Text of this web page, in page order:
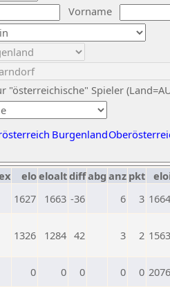
Vorname
"österreichische" Spieler
Burgenland
eloeloaltdiffabg anz pkt
1627 1663 -36 6 3 1664
1326 1284 42 3 2 1563
0 0 0 0 0 2076